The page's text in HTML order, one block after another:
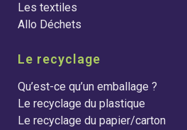
Les textiles
Allo Déchets
Le recyclage
Qu’est-ce qu’un emballage ?
Le recyclage du plastique
Le recyclage du papier/carton